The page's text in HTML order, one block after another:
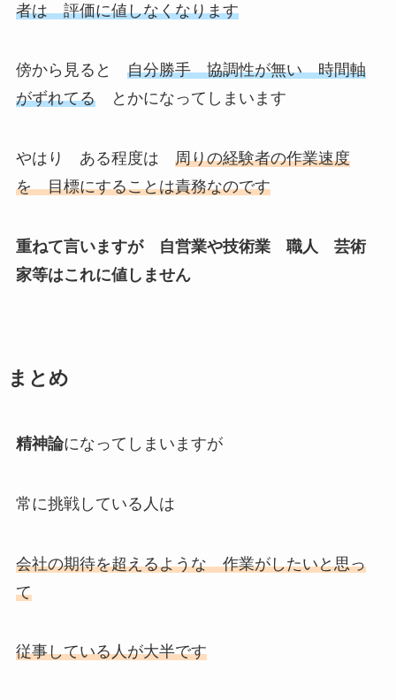
者は 評価に値しなくなります
傍から見ると 自分勝手 協調性が無い 時間軸
がずれてるとかになってしまいます
やはり ある程度は 周りの経験者の作業速度
を 目標にすることは責務なのです
重ねて言いますが 自営業や技術業 職人 芸術
家等はこれに値しません
まとめ
精神論になってしまいますが
常に挑戦している人は
会社の期待を超えるような 作業がしたいと思っ
て
従事している人が大半です